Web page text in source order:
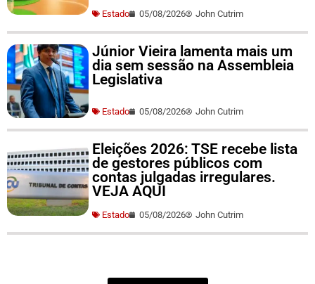
Estado 05/08/2026 John Cutrim
Júnior Vieira lamenta mais um
dia sem sessão na Assembleia
Legislativa
Estado 05/08/2026 John Cutrim
Eleições 2026: TSE recebe lista
de gestores públicos com
contas julgadas irregulares.
VEJA AQUI
Estado 05/08/2026 John Cutrim